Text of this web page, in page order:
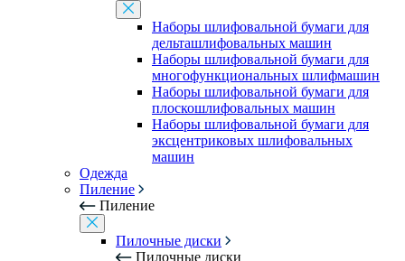
Наборы шлифовальной бумаги для
дельташлифовальных машин
Наборы шлифовальной бумаги для
многофункциональных шлифмашин
Наборы шлифовальной бумаги для
плоскошлифовальных машин
Наборы шлифовальной бумаги для
эксцентриковых шлифовальных
машин
Одежда
Пиление
Пиление
Пилочные диски
Пилочные диски